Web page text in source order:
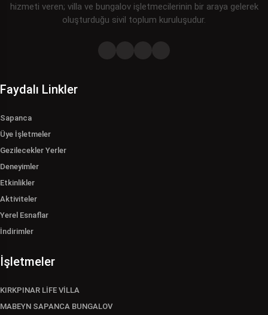
hizmeti veren; villa ve bungalov işletmecilerinin bir araya gelerek
oluşturduğu sivil toplum kuruluşudur.
Faydalı Linkler
Sapanca
Üye İşletmeler
Gezilecekler Yerler
Deneyimler
Etkinlikler
Aktiviteler
Yerel Esnaflar
İndirimler
İşletmeler
KIRKPINAR LİFE VİLLA
MABEYN SAPANCA BUNGALOV